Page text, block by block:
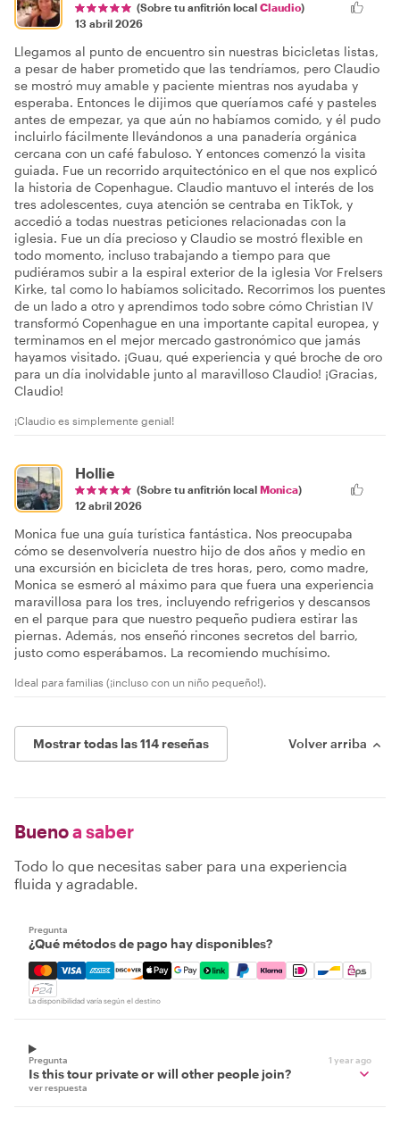
(Sobre tu anfitrión local Claudio)
13 abril 2026
Llegamos al punto de encuentro sin nuestras bicicletas listas,
a pesar de haber prometido que las tendríamos, pero Claudio
se mostró muy amable y paciente mientras nos ayudaba y
esperaba. Entonces le dijimos que queríamos café y pasteles
antes de empezar, ya que aún no habíamos comido, y él pudo
incluirlo fácilmente llevándonos a una panadería orgánica
cercana con un café fabuloso. Y entonces comenzó la visita
guiada. Fue un recorrido arquitectónico en el que nos explicó
la historia de Copenhague. Claudio mantuvo el interés de los
tres adolescentes, cuya atención se centraba en TikTok, y
accedió a todas nuestras peticiones relacionadas con la
iglesia. Fue un día precioso y Claudio se mostró flexible en
todo momento, incluso trabajando a tiempo para que
pudiéramos subir a la espiral exterior de la iglesia Vor Frelsers
Kirke, tal como lo habíamos solicitado. Recorrimos los puentes
de un lado a otro y aprendimos todo sobre cómo Christian IV
transformó Copenhague en una importante capital europea, y
terminamos en el mejor mercado gastronómico que jamás
hayamos visitado. ¡Guau, qué experiencia y qué broche de oro
para un día inolvidable junto al maravilloso Claudio! ¡Gracias,
Claudio!
¡Claudio es simplemente genial!
Hollie
(Sobre tu anfitrión local Monica)
12 abril 2026
Monica fue una guía turística fantástica. Nos preocupaba
cómo se desenvolvería nuestro hijo de dos años y medio en
una excursión en bicicleta de tres horas, pero, como madre,
Monica se esmeró al máximo para que fuera una experiencia
maravillosa para los tres, incluyendo refrigerios y descansos
en el parque para que nuestro pequeño pudiera estirar las
piernas. Además, nos enseñó rincones secretos del barrio,
justo como esperábamos. La recomiendo muchísimo.
Ideal para familias (¡incluso con un niño pequeño!).
Mostrar todas las 114 reseñas Volver arriba
Buenoa saber
Todo lo que necesitas saber para una experiencia
fluida y agradable.
Pregunta
¿Qué métodos de pago hay disponibles?
Mastercard, Visa, Amex, Discover, Apple Pay, Google
La disponibilidad varía según el destino
Pregunta 1 year ago
Is this tour private or will other people join?
ver respuesta